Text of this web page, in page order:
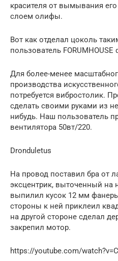
красителя от вымывания
слоем олифы.
Вот как отделал цоколь
пользователь FORUMHOUSE
Для более-менее
производства
потребуется вибростолик.
сделать своими руками из
нибудь. Наш пользователь
вентилятора 50вт/220.
Dronduletus
На провод поставил бра от
эксцентрик, выточенный на
выпилил кусок 12 мм
стороны к ней приклеил
на другой стороне сделал
закрепил мотор.
https://youtube.com/